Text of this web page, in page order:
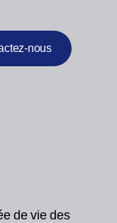
nous
de vie des